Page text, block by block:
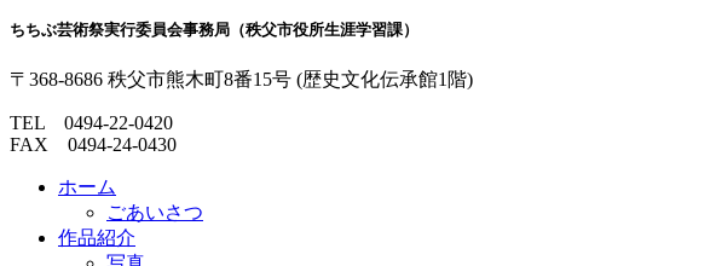
文
先
へ
へ
る
ちちぶ芸術祭実行委員会事務局（秩父市役所生涯学習課）
〒368-8686 秩父市熊木町8番15号 (歴史文化伝承館1階)
TEL 0494-22-0420
FAX 0494-24-0430
ホーム
ごあいさつ
作品紹介